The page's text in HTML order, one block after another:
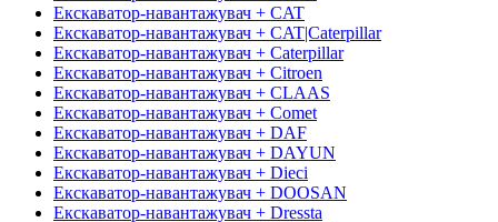
Екскаватор-навантажувач + CAT
Екскаватор-навантажувач + CAT|Caterpillar
Екскаватор-навантажувач + Caterpillar
Екскаватор-навантажувач + Citroen
Екскаватор-навантажувач + CLAAS
Екскаватор-навантажувач + Comet
Екскаватор-навантажувач + DAF
Екскаватор-навантажувач + DAYUN
Екскаватор-навантажувач + Dieci
Екскаватор-навантажувач + DOOSAN
Екскаватор-навантажувач + Dressta